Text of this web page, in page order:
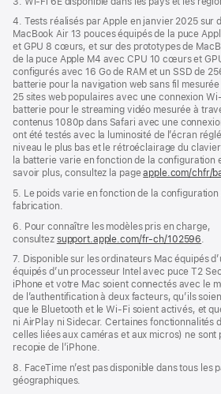
4. Tests réalisés par Apple en janvier 2025 sur
MacBook Air 13 pouces équipés de la puce
et GPU 8 cœurs, et sur des prototypes de
de la puce Apple M4 avec CPU 10 cœurs et
configurés avec 16 Go de RAM et un SSD de
batterie pour la navigation web sans fil
25 sites web populaires avec une connexion
batterie pour le streaming vidéo mesurée à
contenus 1080p dans Safari avec une
ont été testés avec la luminosité de l’écran
niveau le plus bas et le rétroéclairage du
la batterie varie en fonction de la configuration
savoir plus, consultez la pageapple.com/chfr/
5. Le poids varie en fonction de la
fabrication.
6. Pour connaître les modèles pris en charge,
consultez support.apple.com/fr-ch/102596
7. Disponible sur les ordinateurs Mac équipés
équipés d’un processeur Intel avec puce T2
iPhone et votre Mac soient connectés avec le
de l’authentification à deux facteurs, qu’ils
que le Bluetooth et le Wi-Fi soient activés, et
ni AirPlay ni Sidecar. Certaines fonctionnalités
celles liées aux caméras et aux micros) ne sont
recopie de l’iPhone.
8. FaceTime n’est pas disponible dans tous les
géographiques.